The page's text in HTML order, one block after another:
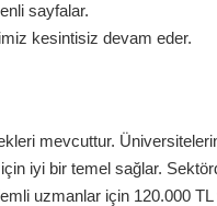
sayfalar.
kesintisiz devam eder.
mevcuttur.
iyi bir temel sağlar.
uzmanlar için 120.000